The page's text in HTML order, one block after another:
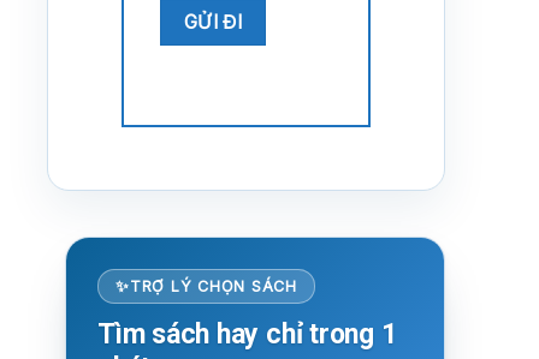
TRỢ LÝ CHỌN SÁCH
Tìm sách hay chỉ trong 1